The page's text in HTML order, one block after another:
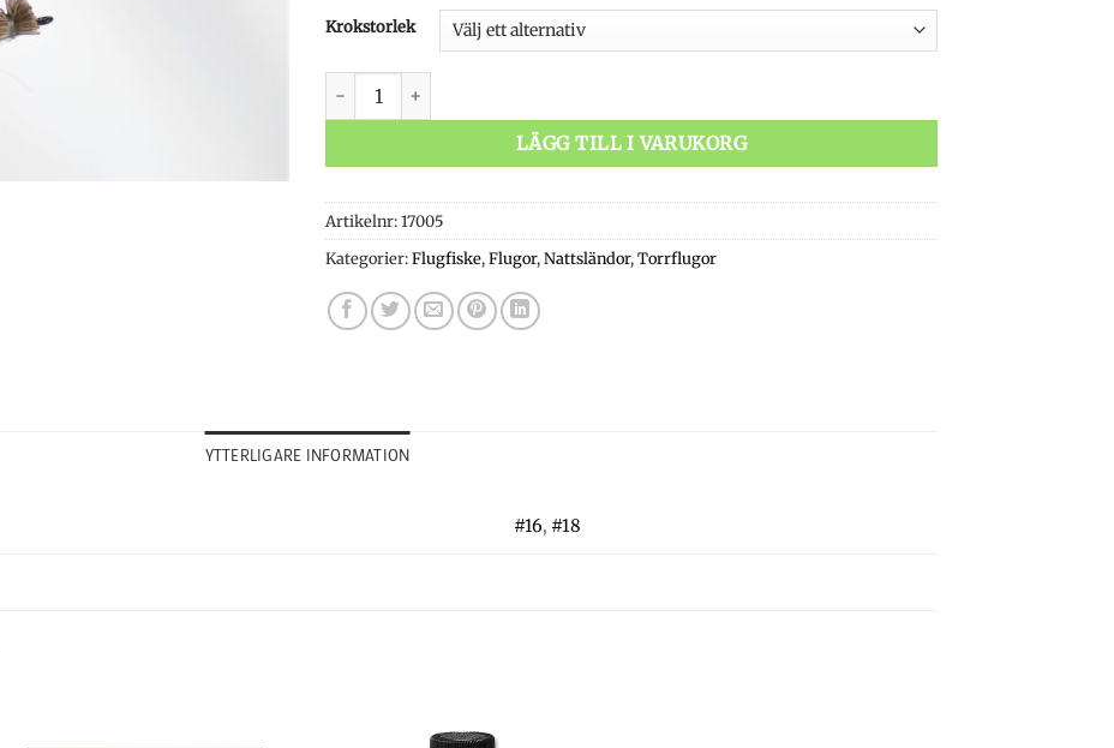
Krokstorlek
The Found Link mängd
LÄGG TILL I VARUKORG
Artikelnr:17005
Kategorier:Flugfiske,Flugor,Nattsländor,Torrflugor
YTTERLIGARE INFORMATION
#16, #18